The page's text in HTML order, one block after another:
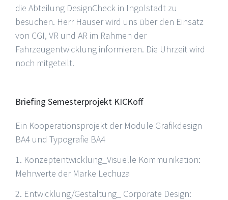
die Abteilung DesignCheck in Ingolstadt zu
besuchen. Herr Hauser wird uns über den Einsatz
von CGI, VR und AR im Rahmen der
Fahrzeugentwicklung informieren. Die Uhrzeit wird
noch mitgeteilt.
Briefing Semesterprojekt KICKoff
Ein Kooperationsprojekt der Module Grafikdesign
BA4 und Typografie BA4
1. Konzeptentwicklung_Visuelle Kommunikation:
Mehrwerte der Marke Lechuza
2. Entwicklung/Gestaltung_ Corporate Design: